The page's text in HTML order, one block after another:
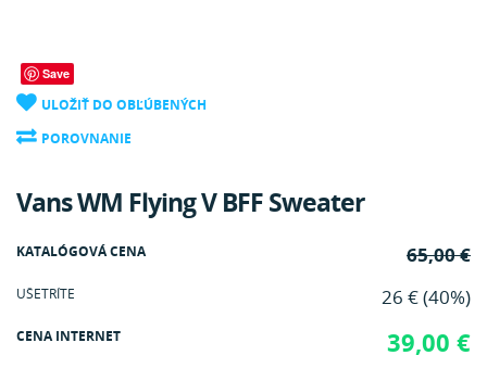
Save
ULOŽIŤ DO OBĽÚBENÝCH
POROVNANIE
Vans WM Flying V BFF Sweater
KATALÓGOVÁ CENA 65,00 €
UŠETRÍTE 26 € (40%)
CENA INTERNET 39,00 €